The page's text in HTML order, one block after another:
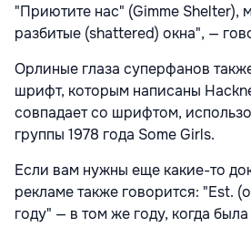
"Приютите нас" (Gimme Shelter),
разбитые (shattered) окна", —
Орлиные глаза суперфанов
шрифт, которым написаны
совпадает со шрифтом,
группы 1978 года Some Girls.
Если вам нужны еще какие-то
рекламе также говорится: "Est.
году" — в том же году, когда